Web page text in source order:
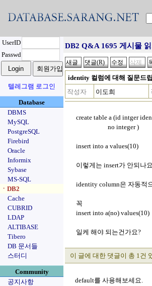
UserID
Passwd
텔레그램 로그인
Database
DBMS
MySQL
PostgreSQL
Firebird
Oracle
Informix
Sybase
MS-SQL
ㆍDB2
Cache
CUBRID
LDAP
ALTIBASE
Tibero
DB 문서들
스터디
Community
공지사항
DB2 Q&A 1695 게시물 읽
identity 컬럼에 대해 질문드
작성자
이도희
create table a (id intger
no integer )
insert into a values(10)
이렇게는 insert가 안되나
identity column은 자동적
꼭
insert into a(no) values(10)
일케 해야 되는건가요?
이 글에 대한 댓글이 총 1건
default를 사용해보세요.